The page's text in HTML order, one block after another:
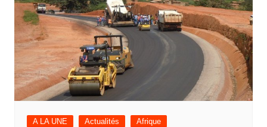
A LA UNE Actualités Afrique